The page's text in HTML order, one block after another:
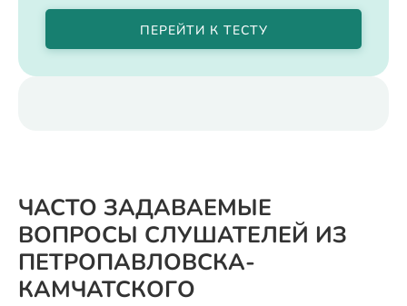
ПЕРЕЙТИ К ТЕСТУ
ЧАСТО ЗАДАВАЕМЫЕ
ВОПРОСЫ СЛУШАТЕЛЕЙ ИЗ
ПЕТРОПАВЛОВСКА-
КАМЧАТСКОГО